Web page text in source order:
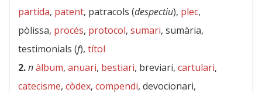
partida, patent, patracols (despectiu), plec,
pòlissa, procés, protocol, sumari, sumària,
testimonials (f), títol
2.nàlbum, anuari, bestiari, breviari, cartulari,
catecisme, còdex, compendi, devocionari,